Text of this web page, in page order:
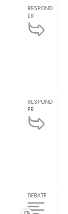
RESPOND
ER
RESPOND
ER
DEBATE